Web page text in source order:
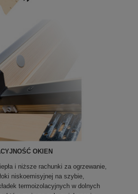
OKIEN
i niższe rachunki za ogrzewanie,
niskoemisyjnej na szybie,
termoizolacyjnych w dolnych